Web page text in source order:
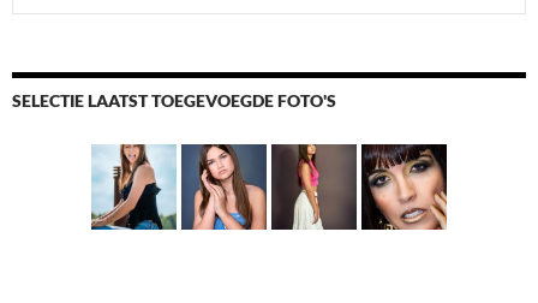
SELECTIE LAATST TOEGEVOEGDE FOTO'S